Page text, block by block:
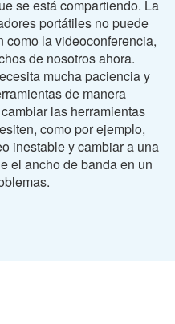
se está compartiendo. La
portátiles no puede
como la videoconferencia,
de nosotros ahora.
mucha paciencia y
de manera
las herramientas
como por ejemplo,
inestable y cambiar a una
el ancho de banda en un